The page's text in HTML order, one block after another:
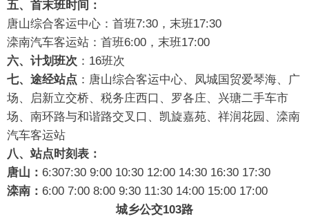
五、首末班时间：
唐山综合客运中心：首班7:30，末班17:30
滦南汽车客运站：首班6:00，末班17:00
六、计划班次 ：16班次
七、途经站点 ：唐山综合客运中心、凤城国贸爱琴海、广
场、启新立交桥、税务庄西口、罗各庄、兴瑭二手车市
场、南环路与和谐路交叉口、凯旋嘉苑、祥润花园、滦南
汽车客运站
八、站点时刻表：
唐山： 6:307:30 9:00 10:30 12:00 14:30 16:30 17:30
滦南： 6:00 7:00 8:00 9:30 11:30 14:00 15:00 17:00
城乡公交103路